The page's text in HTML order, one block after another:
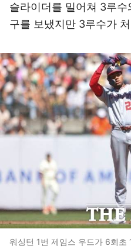
슬라이더를 밀어쳐 3루
구를 보냈지만 3루수가
워싱턴 1번 제임스 우드가 6회초